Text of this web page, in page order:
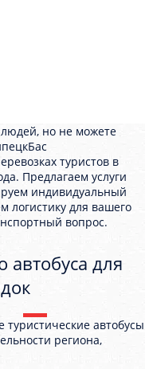
но не можете
туристов в
Предлагаем услуги
индивидуальный
логистику для вашего
вопрос.
автобуса для
автобусы
региона,